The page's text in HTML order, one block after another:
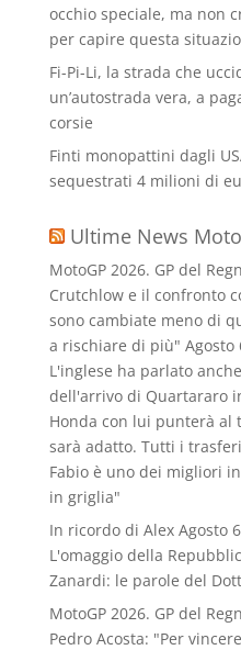
occhio speciale, ma non
per capire questa
Fi-Pi-Li, la strada che
un’autostrada vera, a
corsie
Finti monopattini dagli
sequestrati 4 milioni di
Ultime News
MotoGP 2026. GP del
Crutchlow e il confronto
sono cambiate meno di
a rischiare di più" Agosto
L'inglese ha parlato
dell'arrivo di Quartararo
Honda con lui punterà al
sarà adatto. Tutti i
Fabio è uno dei migliori
in griglia"
In ricordo di Alex Agosto
L'omaggio della
Zanardi: le parole del
MotoGP 2026. GP del
Pedro Acosta: "Per